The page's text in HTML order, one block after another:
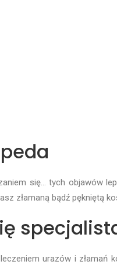
się… tych objawów
złamaną bądź
urazów i złamań